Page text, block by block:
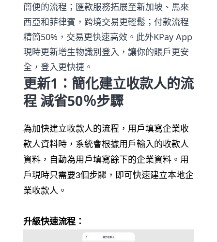
簡便的流程；匯款服務拓展至新加坡、馬來
西亞和菲律賓，跨境交易更輕鬆；付款流程
精簡50%，交易更快速高效。此外KPay App
現時更新增生物識別登入，讓你的賬戶更安
全，登入更快捷。
更新1：簡化建立收款人的流
程 減省50％步驟
為加快建立收款人的流程，用戶填寫企業收
款人資料時，系統會根據用戶輸入的收款人
資料，自動為用戶填寫餘下的企業資料。用
戶現時只需要3個步驟，即可快速建立本地企
業收款人。
升級快速流程：